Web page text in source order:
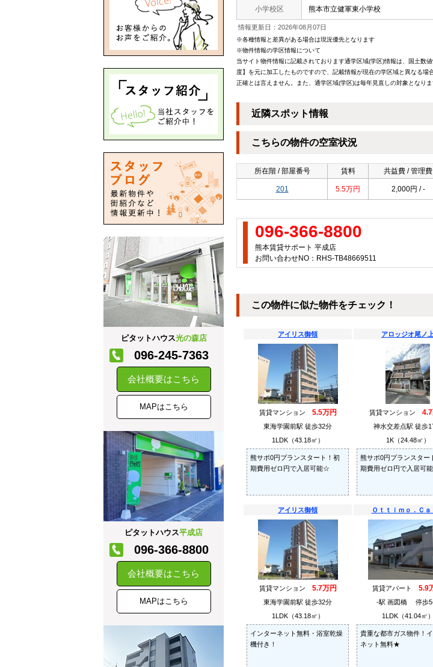
小学校区 熊本市立健軍東小学校
情報更新日：2026年08月07日
※各種情報と差異がある場合は現況優先となります
※物件情報の学区情報について
当サイト物件情報に記載されております通学区域(学区)情報は、国土
度】を元に加工したものですので、記載情報が現在の学区域と異なる
正確とは言えません。また、通学区域(学区)は毎年見直しの対象となり
近隣スポット情報
こちらの物件の空室状況
所在階 / 部屋番号 賃料 共益費 / 管理費
201 5.5万円 2,000円 / -
096-366-8800
熊本賃貸サポート 平成店
お問い合わせNO：RHS-TB48669511
この物件に似た物件をチェック！
アイリス御領
賃貸マンション 5.5万円
東海学園前駅 徒歩32分
1LDK（43.18㎡）
熊サポ0円プランスタート！初
期費用ゼロ円で入居可能☆
アロッジオ尾ノ上
賃貸マンション
神水交差点駅 徒歩
1K（24.48㎡）
熊サポ0円プランスター
期費用ゼロ円で入居可
アイリス御領
賃貸マンション 5.7万円
東海学園前駅 徒歩32分
1LDK（43.18㎡）
インターネット無料・浴室乾燥
機付き！
Ｏｔｔｉｍｏ．Ｃａ
賃貸アパート 5.9
-駅 画図橋 停歩5
1LDK（41.04㎡）
貴重な都市ガス物件！
ネット無料★
ピタットハウス光の森店
096-245-7363
会社概要はこちら
MAPはこちら
ピタットハウス平成店
096-366-8800
会社概要はこちら
MAPはこちら